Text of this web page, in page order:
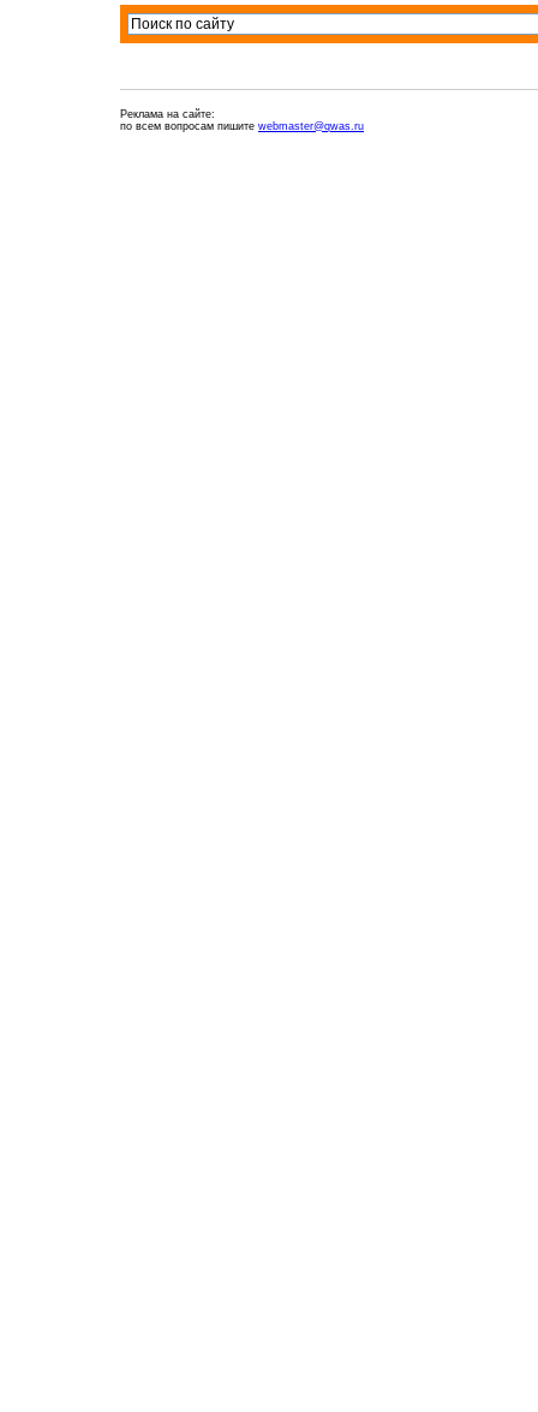
Реклама на сайте:
по всем вопросам пишите webmaster@qwas.ru